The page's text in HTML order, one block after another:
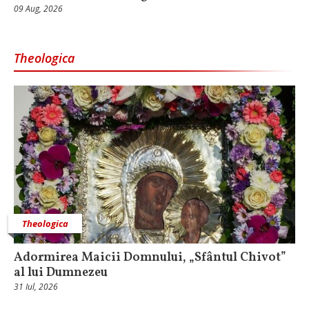
09 Aug, 2026
Theologica
Theologica
Adormirea Maicii Domnului, „Sfântul Chivot”
al lui Dumnezeu
31 Iul, 2026